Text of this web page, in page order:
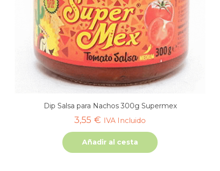
Dip Salsa para Nachos 300g Supermex
3,55 € IVA Incluido
Añadir al cesta